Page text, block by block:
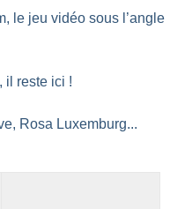
le jeu vidéo sous l’angle
il reste ici !
Rosa Luxemburg...